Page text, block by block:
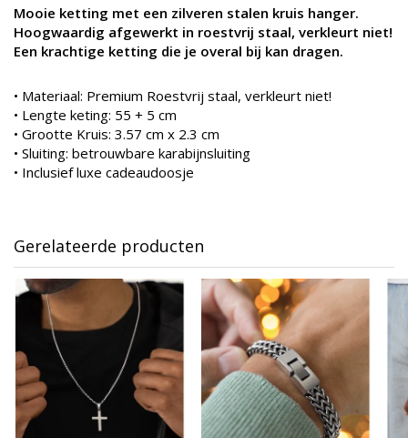
Mooie ketting met een zilveren stalen kruis hanger.
Hoogwaardig afgewerkt in roestvrij staal, verkleurt niet!
Een krachtige ketting die je overal bij kan dragen.
• Materiaal: Premium Roestvrij staal, verkleurt niet!
• Lengte keting: 55 + 5 cm
• Grootte Kruis: 3.57 cm x 2.3 cm
• Sluiting: betrouwbare karabijnsluiting
• Inclusief luxe cadeaudoosje
Gerelateerde producten